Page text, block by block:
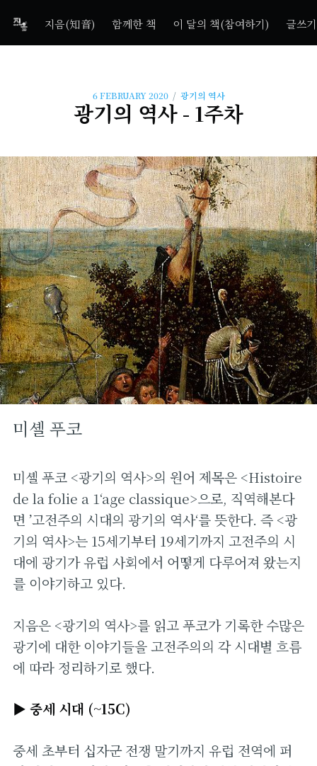
지음(知音) 함께한 책 이 달의 책(참여하기) 글쓰기
6 FEBRUARY 2020 / 광기의 역사
광기의 역사 - 1주차
미셸 푸코
미셸 푸코 <광기의 역사>의 원어 제목은 <Histoire
de la folie a 1‘age classique>으로, 직역해본다
면 ’고전주의 시대의 광기의 역사‘를 뜻한다. 즉 <광
기의 역사>는 15세기부터 19세기까지 고전주의 시
대에 광기가 유럽 사회에서 어떻게 다루어져 왔는지
를 이야기하고 있다.
지음은 <광기의 역사>를 읽고 푸코가 기록한 수많은
광기에 대한 이야기들을 고전주의의 각 시대별 흐름
에 따라 정리하기로 했다.
▶ 중세 시대 (~15C)
중세 초부터 십자군 전쟁 말기까지 유럽 전역에 퍼